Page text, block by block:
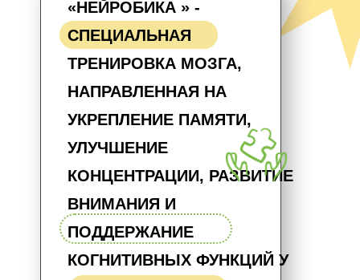
«НЕЙРОБИКА » -
СПЕЦИАЛЬНАЯ
ТРЕНИРОВКА МОЗГА,
НАПРАВЛЕННАЯ НА
УКРЕПЛЕНИЕ ПАМЯТИ,
УЛУЧШЕНИЕ
КОНЦЕНТРАЦИИ, РАЗВИТИЕ
ВНИМАНИЯ И
ПОДДЕРЖАНИЕ
КОГНИТИВНЫХ ФУНКЦИЙ У